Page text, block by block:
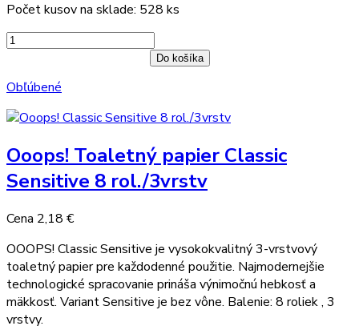
Počet kusov na sklade: 528 ks
Do košíka
Obľúbené
Ooops! Toaletný papier Classic
Sensitive 8 rol./3vrstv
Cena 2,18 €
OOOPS! Classic Sensitive je vysokokvalitný 3-vrstvový
toaletný papier pre každodenné použitie. Najmodernejšie
technologické spracovanie prináša výnimočnú hebkosť a
mäkkosť. Variant Sensitive je bez vône. Balenie: 8 roliek , 3
vrstvy.